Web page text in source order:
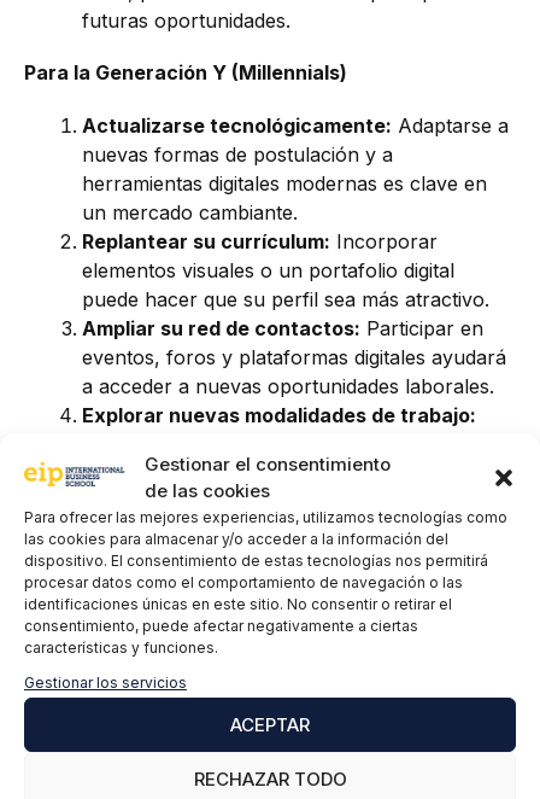
Gestionar el consentimiento
de las cookies
Para ofrecer las mejores experiencias, utilizamos tecnologías como
las cookies para almacenar y/o acceder a la información del
dispositivo. El consentimiento de estas tecnologías nos permitirá
procesar datos como el comportamiento de navegación o las
identificaciones únicas en este sitio. No consentir o retirar el
consentimiento, puede afectar negativamente a ciertas
características y funciones.
Gestionar los servicios
ACEPTAR
RECHAZAR TODO
futuras oportunidades.
Para la Generación Y (Millennials)
Actualizarse tecnológicamente: Adaptarse a
nuevas formas de postulación y a
herramientas digitales modernas es clave en
un mercado cambiante.
Replantear su currículum: Incorporar
elementos visuales o un portafolio digital
puede hacer que su perfil sea más atractivo.
Ampliar su red de contactos: Participar en
eventos, foros y plataformas digitales ayudará
a acceder a nuevas oportunidades laborales.
Explorar nuevas modalidades de trabajo:
trabajo remoto puede abrir más puertas.
Invertir en formación continua:
actualizado con cursos y certificaciones
digitales mejorará su competitividad en el
mercado.
Así es, la Generación Z y la Generación Y tienen
ambas pueden aprender de la otra para mejorar su
inserción laboral. Adaptarse a los cambios
tecnológicos, fortalecer sus habilidades y utilizar
estrategias innovadoras hará que destaquen en un